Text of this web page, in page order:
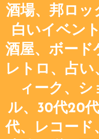
酒場、邦ロッ
白いイベン
酒屋、ボード
レトロ、占
ィーク、
ル、30代20
代、レコード